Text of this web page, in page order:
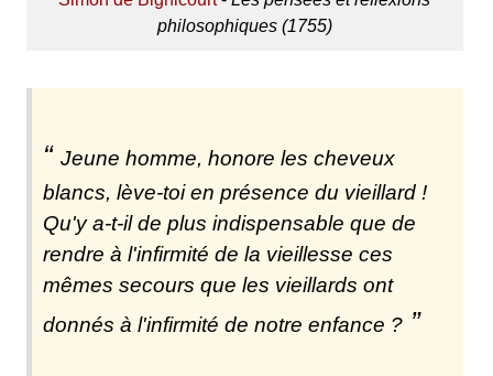
philosophiques (1755)
Jeune homme, honore les cheveux
blancs, lève-toi en présence du vieillard !
Qu'y a-t-il de plus indispensable que de
rendre à l'infirmité de la vieillesse ces
mêmes secours que les vieillards ont
donnés à l'infirmité de notre enfance ?